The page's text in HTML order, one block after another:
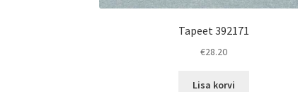
Tapeet 392171
€28.20
Lisa korvi